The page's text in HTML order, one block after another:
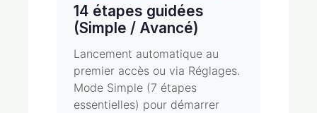
14 étapes guidées
(Simple / Avancé)
Lancement automatique au
premier accès ou via Réglages.
Mode Simple (7 étapes
essentielles) pour démarrer